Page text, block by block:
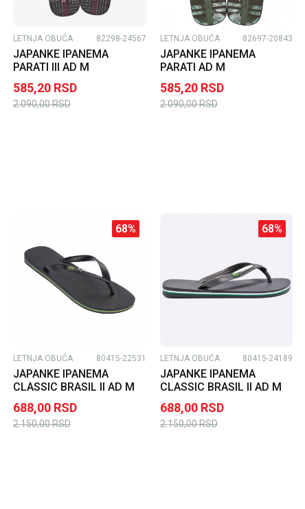
LETNJA OBUĆA 82298-24567
JAPANKE IPANEMA
PARATI III AD M
585,20 RSD
2.090,00RSD
LETNJA OBUĆA 82697-20843
JAPANKE IPANEMA
PARATI AD M
585,20 RSD
2.090,00RSD
68%
LETNJA OBUĆA 80415-22531
JAPANKE IPANEMA
CLASSIC BRASIL II AD M
688,00 RSD
2.150,00RSD
68%
LETNJA OBUĆA 80415-24189
JAPANKE IPANEMA
CLASSIC BRASIL II AD M
688,00 RSD
2.150,00RSD